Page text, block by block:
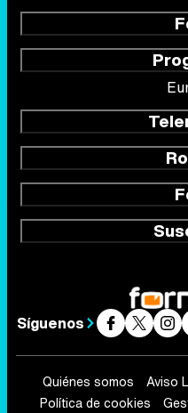
Síguenos
Quiénes somos Aviso
Política de cookies